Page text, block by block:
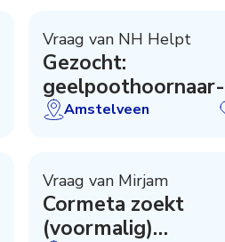
Vraag van NH Helpt
Gezocht:
geelpoothoornaar-
zoekers
Amstelveen
Vraag van Mirjam
Cormeta zoekt
(voormalig)